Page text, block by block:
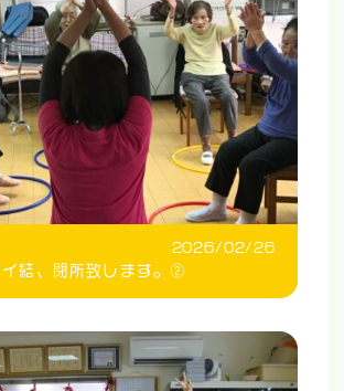
2026/02/26
イ結、閉所致します。②